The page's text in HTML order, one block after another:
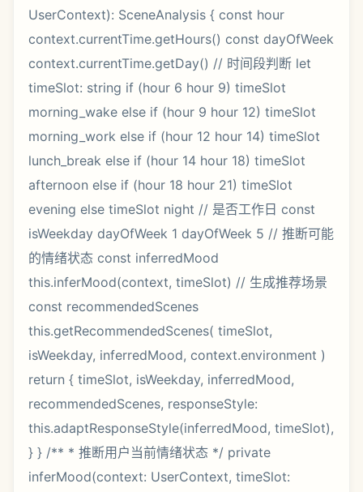
UserContext): SceneAnalysis { const hour
context.currentTime.getHours() const dayOfWeek
context.currentTime.getDay() // 时间段判断 let
timeSlot: string if (hour 6 hour 9) timeSlot
morning_wake else if (hour 9 hour 12) timeSlot
morning_work else if (hour 12 hour 14) timeSlot
lunch_break else if (hour 14 hour 18) timeSlot
afternoon else if (hour 18 hour 21) timeSlot
evening else timeSlot night // 是否工作日 const
isWeekday dayOfWeek 1 dayOfWeek 5 // 推断可能
的情绪状态 const inferredMood
this.inferMood(context, timeSlot) // 生成推荐场景
const recommendedScenes
this.getRecommendedScenes( timeSlot,
isWeekday, inferredMood, context.environment )
return { timeSlot, isWeekday, inferredMood,
recommendedScenes, responseStyle:
this.adaptResponseStyle(inferredMood, timeSlot),
} } /** * 推断用户当前情绪状态 */ private
inferMood(context: UserContext, timeSlot: